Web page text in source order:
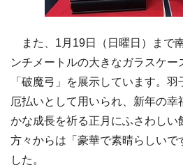
また、1月19日（日曜日）まで
ンチメートルの大きなガラスケー
「破魔弓」を展示しています。
厄払いとして用いられ、新年の
かな成長を祈る正月にふさわしい
方々からは「豪華で素晴らしいで
した。